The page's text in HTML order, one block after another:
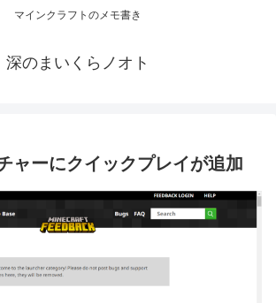
マインクラフトのメモ書き
深のまいくらノオト
ャーにクイックプレイが追加